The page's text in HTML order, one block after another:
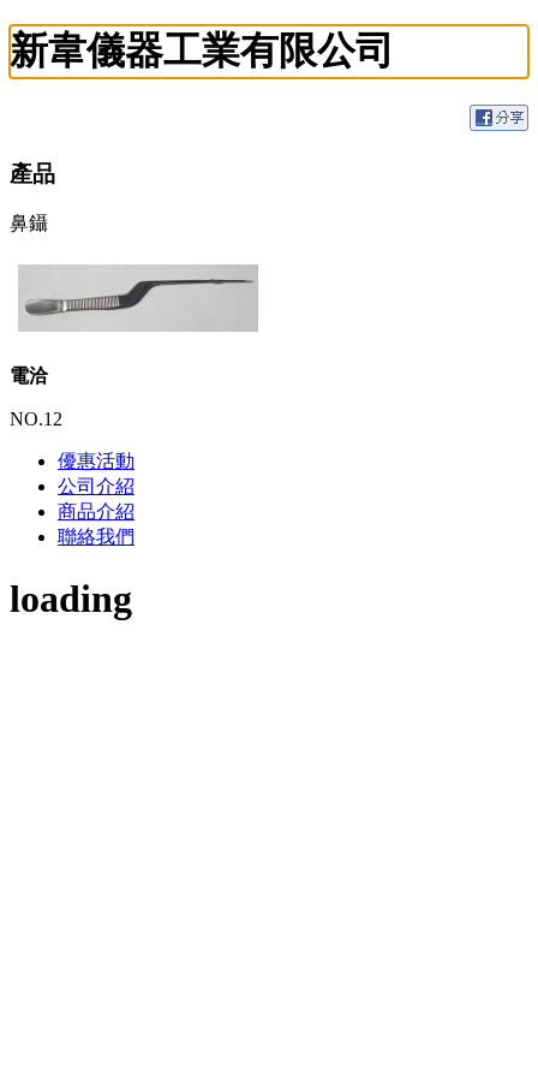
新韋儀器工業有限公司
產品
鼻鑷
電洽
NO.12
優惠活動
公司介紹
商品介紹
聯絡我們
loading